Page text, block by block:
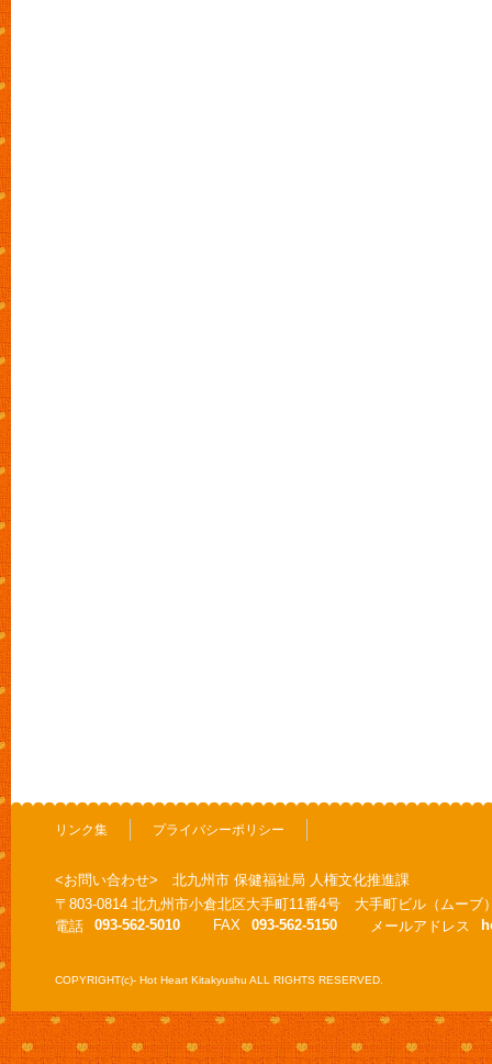
リンク集 プライバシーポリシー
<お問い合わせ> 北九州市 保健福祉局 人権文化推進課
〒803-0814 北九州市小倉北区大手町11番4号 大手町ビル（ムーブ
電話
093-562-5010 FAX 093-562-5150 メールアドレス
COPYRIGHT(c)- Hot Heart Kitakyushu ALL RIGHTS RESERVED.